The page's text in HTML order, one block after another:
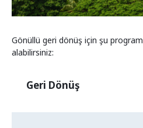
Eyalet programları
Ülke Bilgisi
Gönüllü geri dönüş için şu
alabilirsiniz:
Geri Dönüş